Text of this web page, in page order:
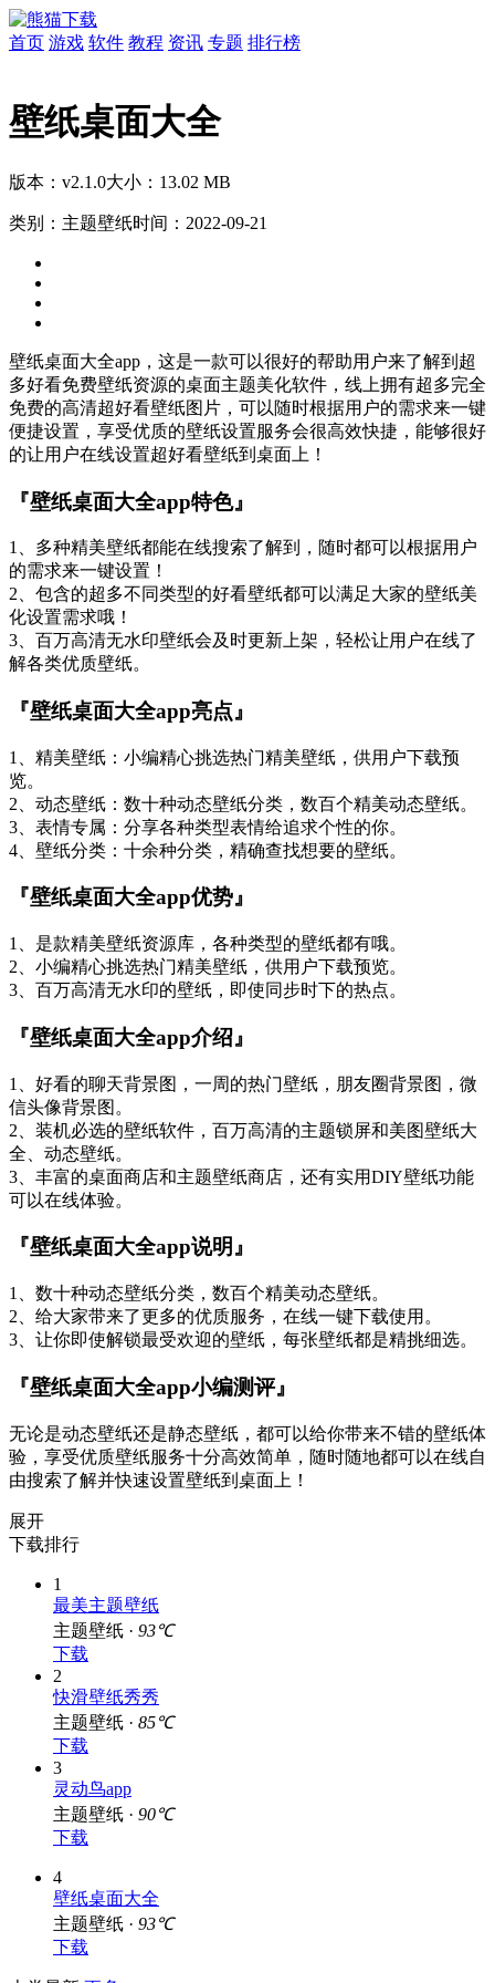
首页 游戏 软件 教程 资讯 专题 排行榜
壁纸桌面大全
版本：v2.1.0大小：13.02 MB
类别：主题壁纸时间：2022-09-21
壁纸桌面大全app，这是一款可以很好的帮助用户来了解到超
多好看免费壁纸资源的桌面主题美化软件，线上拥有超多完全
免费的高清超好看壁纸图片，可以随时根据用户的需求来一键
便捷设置，享受优质的壁纸设置服务会很高效快捷，能够很好
的让用户在线设置超好看壁纸到桌面上！
『壁纸桌面大全app特色』
1、多种精美壁纸都能在线搜索了解到，随时都可以根据用户
的需求来一键设置！
2、包含的超多不同类型的好看壁纸都可以满足大家的壁纸美
化设置需求哦！
3、百万高清无水印壁纸会及时更新上架，轻松让用户在线了
解各类优质壁纸。
『壁纸桌面大全app亮点』
1、精美壁纸：小编精心挑选热门精美壁纸，供用户下载预
览。
2、动态壁纸：数十种动态壁纸分类，数百个精美动态壁纸。
3、表情专属：分享各种类型表情给追求个性的你。
4、壁纸分类：十余种分类，精确查找想要的壁纸。
『壁纸桌面大全app优势』
1、是款精美壁纸资源库，各种类型的壁纸都有哦。
2、小编精心挑选热门精美壁纸，供用户下载预览。
3、百万高清无水印的壁纸，即使同步时下的热点。
『壁纸桌面大全app介绍』
1、好看的聊天背景图，一周的热门壁纸，朋友圈背景图，微
信头像背景图。
2、装机必选的壁纸软件，百万高清的主题锁屏和美图壁纸大
全、动态壁纸。
3、丰富的桌面商店和主题壁纸商店，还有实用DIY壁纸功能
可以在线体验。
『壁纸桌面大全app说明』
1、数十种动态壁纸分类，数百个精美动态壁纸。
2、给大家带来了更多的优质服务，在线一键下载使用。
3、让你即使解锁最受欢迎的壁纸，每张壁纸都是精挑细选。
『壁纸桌面大全app小编测评』
无论是动态壁纸还是静态壁纸，都可以给你带来不错的壁纸体
验，享受优质壁纸服务十分高效简单，随时随地都可以在线自
由搜索了解并快速设置壁纸到桌面上！
展开
下载排行
1
最美主题壁纸
主题壁纸 ·
93℃
下载
2
快滑壁纸秀秀
主题壁纸 ·
85℃
下载
3
灵动鸟app
主题壁纸 ·
90℃
下载
4
壁纸桌面大全
主题壁纸 ·
93℃
下载